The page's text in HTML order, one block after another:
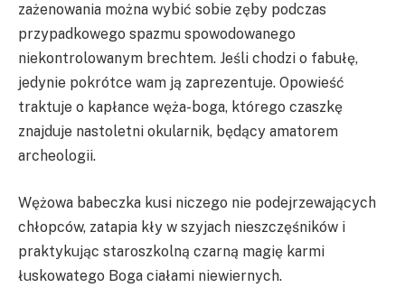
zażenowania można wybić sobie zęby podczas
przypadkowego spazmu spowodowanego
niekontrolowanym brechtem. Jeśli chodzi o fabułę,
jedynie pokrótce wam ją zaprezentuje. Opowieść
traktuje o kapłance węża-boga, którego czaszkę
znajduje nastoletni okularnik, będący amatorem
archeologii.
Wężowa babeczka kusi niczego nie podejrzewających
chłopców, zatapia kły w szyjach nieszczęśników i
praktykując staroszkolną czarną magię karmi
łuskowatego Boga ciałami niewiernych.